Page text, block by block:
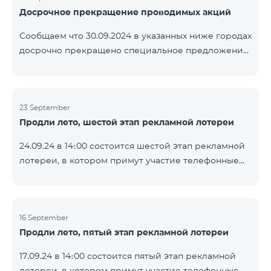
помощью генератора случайных чисел. Следите за
YouTube. Подробнее:
https://www.telecomarmenia.am/ru/B2S
Досрочное прекращение проводимых акций
Сообщаем что 30.09.2024 в указанных ниже городах
досрочно прекращено специальное предложение,
9900. Вайк Чаренцаван Ванадзор
23 September
Продли лето, шестой этап рекламной лотереи
24.09.24 в 14։00 состоится шестой этап рекламной
лотереи, в котором примут участие телефонные
Выигравшие номера телефонов будут выбраны с
помощью генератора случайных чисел. Следите за
YouTube. Подробнее:
16 September
Продли лето, пятый этап рекламной лотереи
17.09.24 в 14։00 состоится пятый этап рекламной